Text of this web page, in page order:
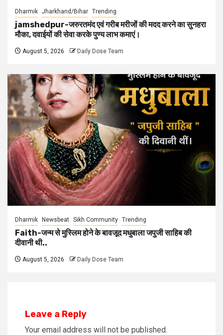
Dharmik Jharkhand/Bihar Trending
jamshedpur-जरुरतमंद एवं गरीब मरीजों की मदद करने का सुनहरा
मौका, दवाईयों की सेवा करके पुण्य लाभ कमाएं।
August 5, 2026 Daily Dose Team
Dharmik Newsbeat Sikh Community Trending
Faith-जन्म से मुस्लिम होने के बावजूद मधुबाला जपुजी साहिब की
दीवानी थी..
August 5, 2026 Daily Dose Team
Leave a Reply
Your email address will not be published.